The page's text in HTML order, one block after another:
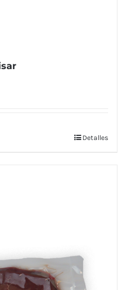
Detalles